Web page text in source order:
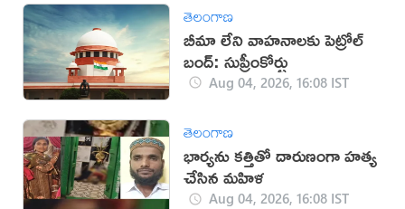
తెలంగాణ
బీమా లేని వాహనాలకు పెట్రోల్
బంద్: సుప్రీంకోర్టు
Aug 04, 2026, 16:08 IST
తెలంగాణ
భార్యను కత్తితో దారుణంగా హత్య
చేసిన మహిళ
Aug 04, 2026, 16:08 IST